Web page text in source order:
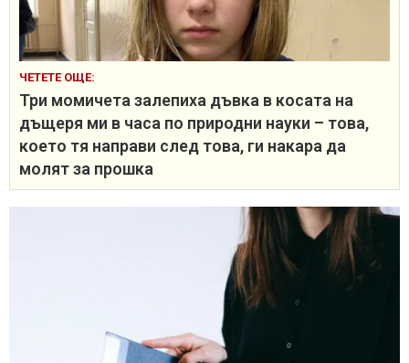
ЧЕТЕТЕ ОЩЕ:
Три момичета залепиха дъвка в косата на
дъщеря ми в часа по природни науки – това,
което тя направи след това, ги накара да
молят за прошка